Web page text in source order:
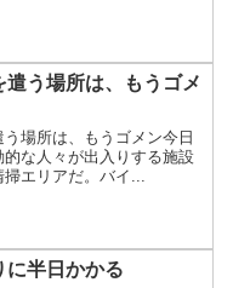
遣う場所は、もうゴメ
場所は、もうゴメン今日
的な人々が出入りする施設
エリアだ。バイ...
に半日かかる